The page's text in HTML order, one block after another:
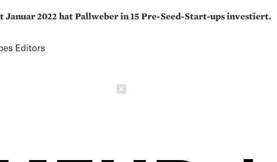
Januar 2022 hat Pallweber in 15 Pre-Seed-Start-ups investiert.
Editors